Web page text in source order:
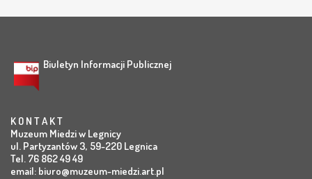
Biuletyn Informacji Publicznej
K O N T A K T
Muzeum Miedzi w Legnicy
ul. Partyzantów 3, 59-220 Legnica
Tel. 76 862 49 49
email: biuro@muzeum-miedzi.art.pl